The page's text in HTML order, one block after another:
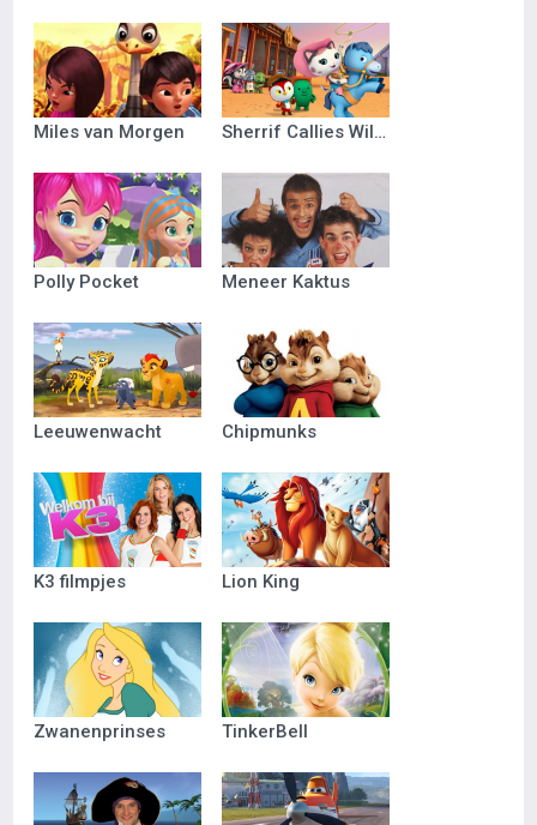
Miles van Morgen Sherrif Callies Wilde Westen
Polly Pocket Meneer Kaktus
Leeuwenwacht Chipmunks
K3 filmpjes Lion King
Zwanenprinses TinkerBell